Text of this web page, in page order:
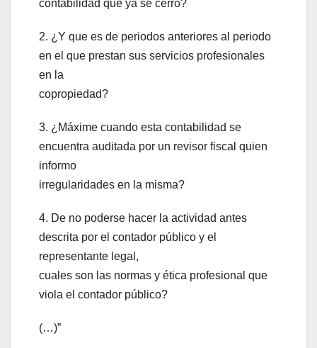
contabilidad que ya se cerró?
2. ¿Y que es de periodos anteriores al periodo
en el que prestan sus servicios profesionales
en la
copropiedad?
3. ¿Máxime cuando esta contabilidad se
encuentra auditada por un revisor fiscal quien
informo
irregularidades en la misma?
4. De no poderse hacer la actividad antes
descrita por el contador público y el
representante legal,
cuales son las normas y ética profesional que
viola el contador público?
(…)”